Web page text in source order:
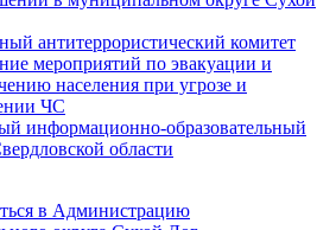
антитеррористический комитет
мероприятий по эвакуации и
населения при угрозе и
ЧС
информационно-образовательный
области
в Администрацию